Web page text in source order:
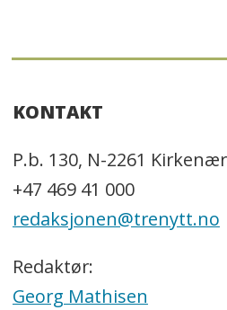
KONTAKT
P.b. 130, N-2261 Kirkenær
+47 469 41 000
redaksjonen@trenytt.no
Redaktør:
Georg Mathisen